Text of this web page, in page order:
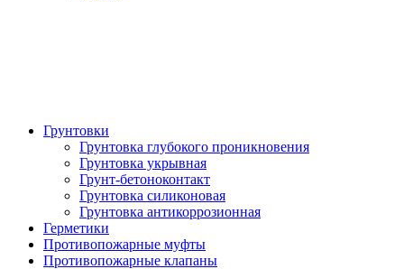
Грунтовки
Грунтовка глубокого проникновения
Грунтовка укрывная
Грунт-бетоноконтакт
Грунтовка силиконовая
Грунтовка антикоррозионная
Герметики
Противопожарные муфты
Противопожарные клапаны